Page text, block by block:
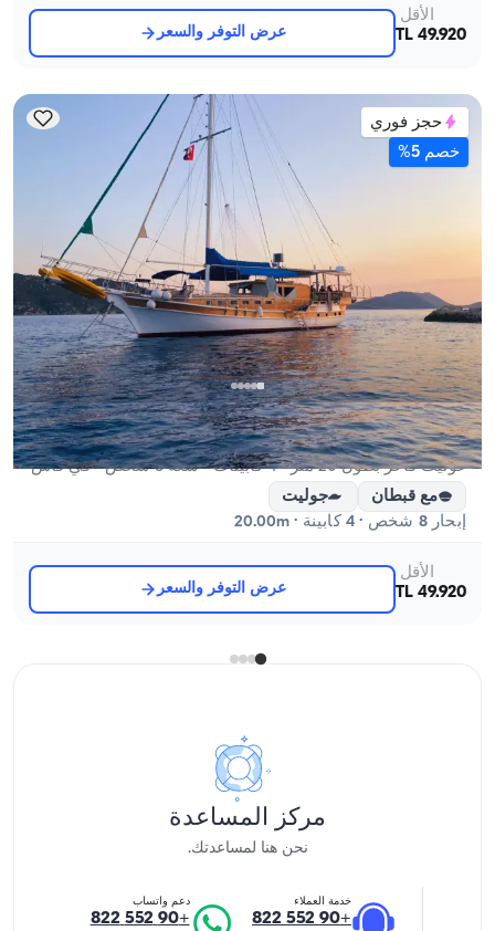
الأقل
49.920 TL
عرض التوفر والسعر
حجز فوري
خصم 5%
قاش, Antalya قارب جديد
غوليت فاخر بطول 20 متر - 4 كابينات - سعة 8 شخص - في قاش
مع قبطان
جوليت
إبحار 8 شخص · 4 كابينة · 20.00m
الأقل
49.920 TL
عرض التوفر والسعر
مركز المساعدة
نحن هنا لمساعدتك.
خدمة العملاء
+90 552 822
دعم واتساب
+90 552 822